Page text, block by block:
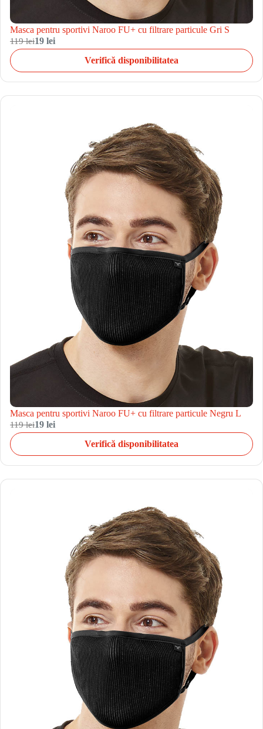
Masca pentru sportivi Naroo FU+ cu filtrare particule Gri S
119 lei19 lei
Verifică disponibilitatea
Masca pentru sportivi Naroo FU+ cu filtrare particule Negru L
119 lei19 lei
Verifică disponibilitatea